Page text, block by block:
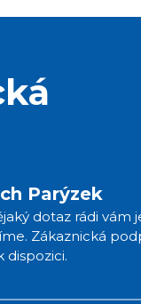
Parýzek
dotaz rádi vám
Zákaznická
dispozici.